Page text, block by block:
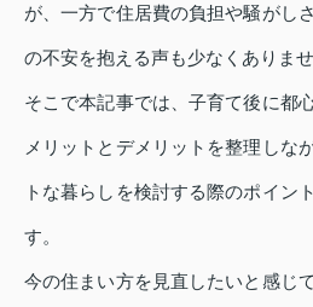
が、一方で住居費の負担や騒がし
の不安を抱える声も少なくありませ
そこで本記事では、子育て後に都
メリットとデメリットを整理しな
トな暮らしを検討する際のポイン
す。
今の住まい方を見直したいと感じ